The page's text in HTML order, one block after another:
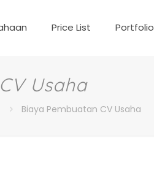
Price List Portfolio
Usaha
Biaya Pembuatan CV Usaha